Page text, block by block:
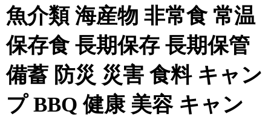
魚介類 海産物 非常食 常温
保存食 長期保存 長期保管
備蓄 防災 災害 食料 キャン
プ BBQ 健康 美容 キャン